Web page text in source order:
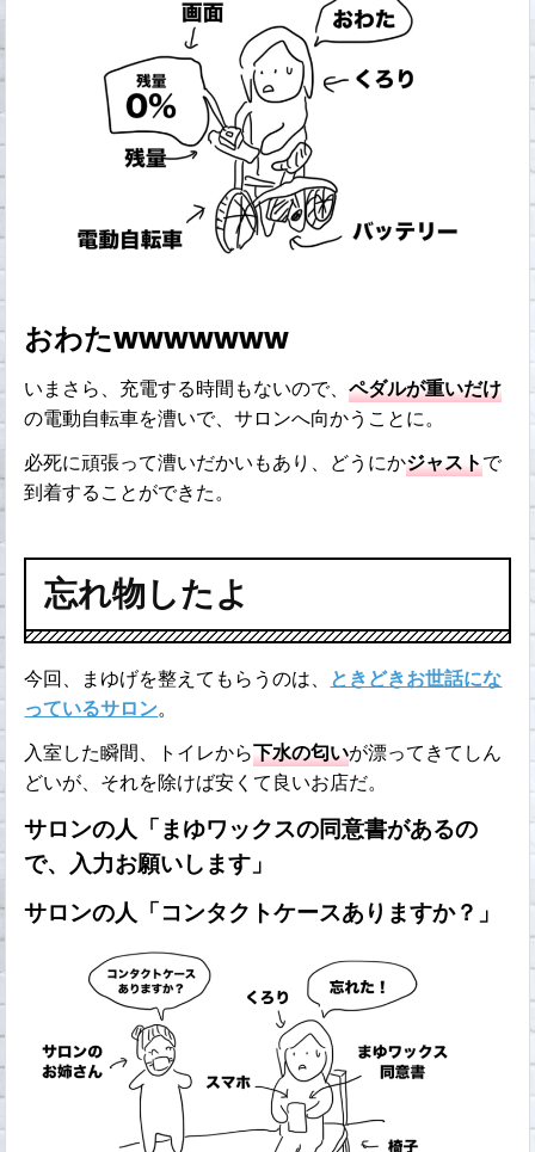
おわたwwwwwww
いまさら、充電する時間もないので、ペダルが重いだけ
の電動自転車を漕いで、サロンへ向かうことに。
必死に頑張って漕いだかいもあり、どうにかジャストで
到着することができた。
忘れ物したよ
今回、まゆげを整えてもらうのは、 ときどきお世話にな
っているサロン。
入室した瞬間、トイレから下水の匂いが漂ってきてしん
どいが、それを除けば安くて良いお店だ。
サロンの人「まゆワックスの同意書があるの
で、入力お願いします」
サロンの人「コンタクトケースありますか？」